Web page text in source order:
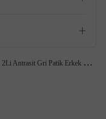
2Li Antrasit Gri Patik Erkek Çorap Seti